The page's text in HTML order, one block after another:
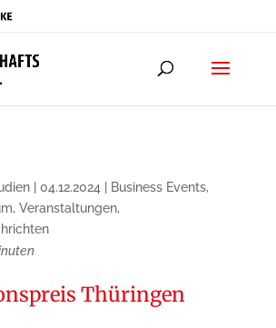
| 04.12.2024 Business Events,
, Veranstaltungen,
Thüringen